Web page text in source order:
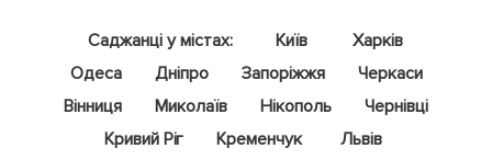
Саджанці у містах: Київ
Харків
Одеса
Дніпро Запоріжжя
Черкаси
Вінниця
Миколаїв Нікополь
Чернівці
Кривий Ріг
Кременчук
Львів